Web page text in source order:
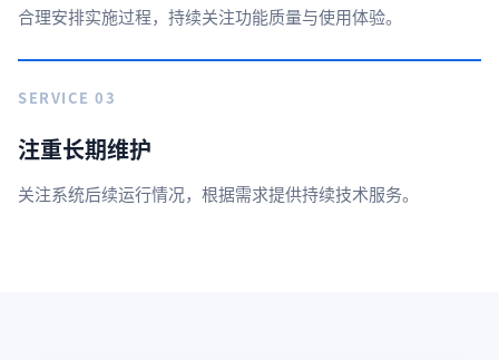
合理安排实施过程，持续关注功能质量与使用体验。
SERVICE 03
注重长期维护
关注系统后续运行情况，根据需求提供持续技术服务。